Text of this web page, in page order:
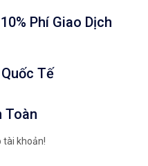
Phí Giao Dịch
Tế
Toàn
tài khoản!